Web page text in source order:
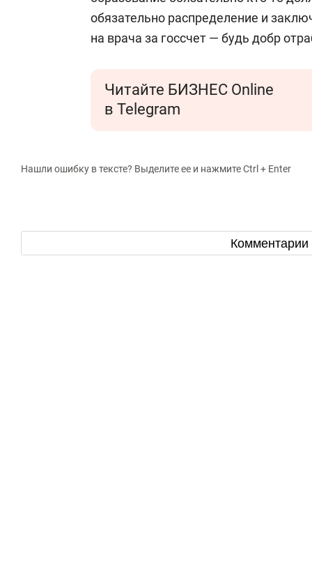
обязательно распределение и
на врача за госсчет — будь добр
Читайте БИЗНЕС Online
в Telegram
Нашли ошибку в тексте? Выделите ее и нажмите Ctrl + Enter
Комментарии